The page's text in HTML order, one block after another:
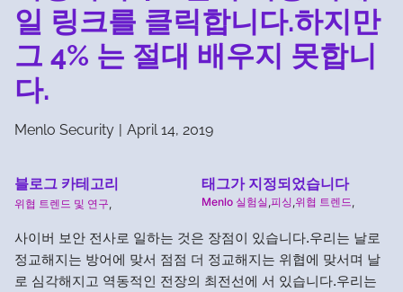
일 링크를 클릭합니다.하지만
그 4% 는 절대 배우지 못합니
다.
Menlo Security | April 14, 2019
블로그 카테고리
위협 트렌드 및 연구
태그가 지정되었습니다
Menlo 실험실 피싱 위협 트렌드
사이버 보안 전사로 일하는 것은 장점이 있습니다.우리는 날로
정교해지는 방어에 맞서 점점 더 정교해지는 위협에 맞서며 날
로 심각해지고 역동적인 전장의 최전선에 서 있습니다.우리는